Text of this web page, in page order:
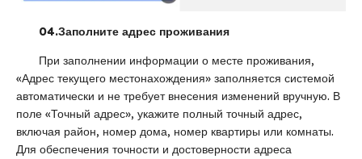
04.Заполните адрес проживания
При заполнении информации о месте проживания,
«Адрес текущего местонахождения» заполняется системой
автоматически и не требует внесения изменений вручную. В
поле «Точный адрес», укажите полный точный адрес,
включая район, номер дома, номер квартиры или комнаты.
Для обеспечения точности и достоверности адреса